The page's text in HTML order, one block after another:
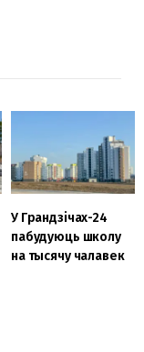
У Грандзічах-24
пабудуюць школу
на тысячу чалавек